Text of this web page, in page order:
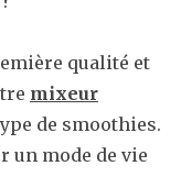
qualité et
mixeur
de smoothies.
un mode de vie